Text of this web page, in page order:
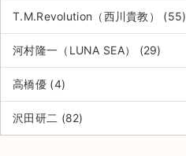
プライバシーポリシー
特定商取引法に基づく表記
公演登録依頼
T.M.Revolution（西川貴教） (55)
河村隆一（LUNA SEA） (29)
高橋優 (4)
沢田研二 (82)